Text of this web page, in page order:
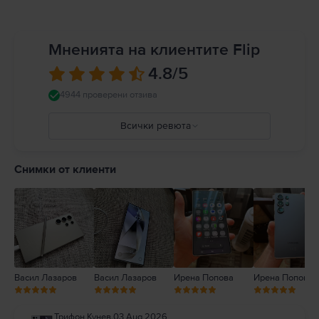
Мненията на клиентите Flip
4.8/5
4944 проверени отзива
Всички ревюта
Снимки от клиенти
Васил Лазаров Васил Лазаров Ирена Попова Ирена Попова
Трифон Кунев 03 Aug 2026